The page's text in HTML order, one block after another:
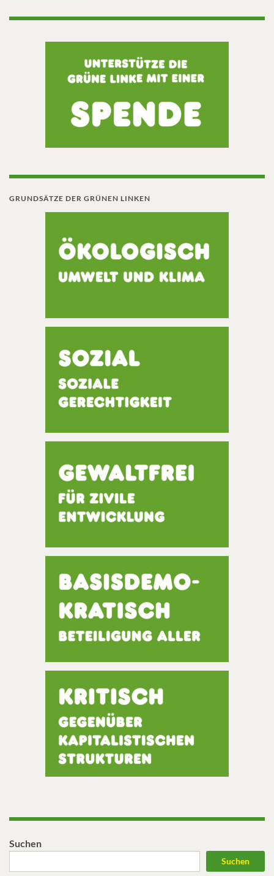
GRUNDSÄTZE DER GRÜNEN LINKEN
Suchen
Suchen